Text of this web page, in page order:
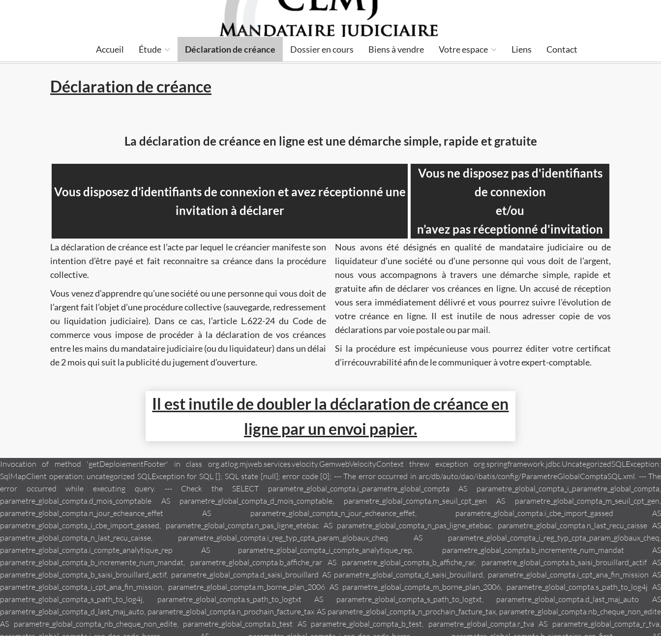
Accueil Étude Déclaration de créance Dossier en cours Biens à vendre Votre espace Liens Contact
Déclaration de créance
La déclaration de créance en ligne est une démarche simple, rapide et gratuite
Vous disposez d’identifiants de connexion et avez réceptionné une
invitation à déclarer
Vous ne disposez pas d'identifiants
de connexion
et/ou
n’avez pas réceptionné d'invitation
La déclaration de créance est l’acte par lequel le créancier manifeste son
intention d’être payé et fait reconnaitre sa créance dans la procédure
collective.
Vous venez d’apprendre qu’une société ou une personne qui vous doit de
l’argent fait l’objet d’une procédure collective (sauvegarde, redressement
ou liquidation judiciaire). Dans ce cas, l’article L.622-24 du Code de
commerce vous impose de procéder à la déclaration de vos créances
entre les mains du mandataire judiciaire (ou du liquidateur) dans un délai
de 2 mois qui suit la publicité du jugement d’ouverture.
Nous avons été désignés en qualité de mandataire judiciaire ou de
liquidateur d’une société ou d’une personne qui vous doit de l’argent,
nous vous accompagnons à travers une démarche simple, rapide et
gratuite afin de déclarer vos créances en ligne. Un accusé de réception
vous sera immédiatement délivré et vous pourrez suivre l’évolution de
votre créance en ligne. Il est inutile de nous adresser copie de vos
déclarations par voie postale ou par mail.
Si la procédure est impécunieuse vous pourrez éditer votre certificat
d’irrécouvrabilité afin de le communiquer à votre expert-comptable.
Il est inutile de doubler la déclaration de créance en
ligne par un envoi papier.
Invocation of method 'getDeploiementFooter' in class org.atlog.mjweb.services.velocity.GemwebVelocityContext threw exception org.springframework.jdbc.UncategorizedSQLException: SqlMapClient operation; uncategorized SQLException for SQL []; SQL state [null]; error code [0]; --- The error occurred in arc/db/auto/dao/ibatis/config/ParametreGlobalComptaSQL.xml. --- The error occurred while executing query. --- Check the SELECT parametre_global_compta.i_parametre_global_compta AS parametre_global_compta_i_parametre_global_compta, parametre_global_compta.d_mois_comptable AS parametre_global_compta_d_mois_comptable, parametre_global_compta.m_seuil_cpt_gen AS parametre_global_compta_m_seuil_cpt_gen, parametre_global_compta.n_jour_echeance_effet AS parametre_global_compta_n_jour_echeance_effet, parametre_global_compta.i_cbe_import_gassed AS parametre_global_compta_i_cbe_import_gassed, parametre_global_compta.n_pas_ligne_etebac AS parametre_global_compta_n_pas_ligne_etebac, parametre_global_compta.n_last_recu_caisse AS parametre_global_compta_n_last_recu_caisse, parametre_global_compta.i_reg_typ_cpta_param_globaux_cheq AS parametre_global_compta_i_reg_typ_cpta_param_globaux_cheq, parametre_global_compta.i_compte_analytique_rep AS parametre_global_compta_i_compte_analytique_rep, parametre_global_compta.b_incremente_num_mandat AS parametre_global_compta_b_incremente_num_mandat, parametre_global_compta.b_affiche_rar AS parametre_global_compta_b_affiche_rar, parametre_global_compta.b_saisi_brouillard_actif AS parametre_global_compta_b_saisi_brouillard_actif, parametre_global_compta.d_saisi_brouillard AS parametre_global_compta_d_saisi_brouillard, parametre_global_compta.i_cpt_ana_fin_mission AS parametre_global_compta_i_cpt_ana_fin_mission, parametre_global_compta.m_borne_plan_2006 AS parametre_global_compta_m_borne_plan_2006, parametre_global_compta.s_path_to_log4j AS parametre_global_compta_s_path_to_log4j, parametre_global_compta.s_path_to_logtxt AS parametre_global_compta_s_path_to_logtxt, parametre_global_compta.d_last_maj_auto AS parametre_global_compta_d_last_maj_auto, parametre_global_compta.n_prochain_facture_tax AS parametre_global_compta_n_prochain_facture_tax, parametre_global_compta.nb_cheque_non_edite AS parametre_global_compta_nb_cheque_non_edite, parametre_global_compta.b_test AS parametre_global_compta_b_test, parametre_global_compta.r_tva AS parametre_global_compta_r_tva, parametre_global_compta.i_reg_doc_code_barre AS parametre_global_compta_i_reg_doc_code_barre, parametre_global_compta.b_signataire_pro_first AS parametre_global_compta_b_signataire_pro_first, parametre_global_compta.b_avec_telechargement AS parametre_global_compta_b_avec_telechargement, parametre_global_compta.i_ana_recouv AS parametre_global_compta_i_ana_recouv, parametre_global_compta.i_ana_echeancier AS parametre_global_compta_i_ana_echeancier, parametre_global_compta.i_ana_taxation AS parametre_global_compta_i_ana_taxation, parametre_global_compta.i_ana_paie_salarie AS parametre_global_compta_i_ana_paie_salarie, parametre_global_compta.i_cpt_ags AS parametre_global_compta_i_cpt_ags, parametre_global_compta.b_effet_comme_remise_cdc AS parametre_global_compta_b_effet_comme_remise_cdc, parametre_global_compta.s_num_coclico AS parametre_global_compta_s_num_coclico, parametre_global_compta.n_rar_debut AS parametre_global_compta_n_rar_debut, parametre_global_compta.n_rar_fin AS parametre_global_compta_n_rar_fin, parametre_global_compta.n_rar_courant AS parametre_global_compta_n_rar_courant, parametre_global_compta.s_rar_code_produit AS parametre_global_compta_s_rar_code_produit, parametre_global_compta.b_param_tache_active AS parametre_global_compta_b_param_tache_active, parametre_global_compta.b_scts AS parametre_global_compta_b_scts, parametre_global_compta.i_ana_vir_cgea_super AS parametre_global_compta_i_ana_vir_cgea_super, parametre_global_compta.i_ana_vir_cgea_privi AS parametre_global_compta_i_ana_vir_cgea_privi, parametre_global_compta.i_ana_vir_cgea_chiro AS parametre_global_compta_i_ana_vir_cgea_chiro, parametre_global_compta.i_ana_vir_cgea_art40 AS parametre_global_compta_i_ana_vir_cgea_art40, parametre_global_compta.i_ana_caisse AS parametre_global_compta_i_ana_caisse, parametre_global_compta.i_cpt_rep_eligible AS parametre_global_compta_i_cpt_rep_eligible, parametre_global_compta.i_cpt_rep_noneligible AS parametre_global_compta_i_cpt_rep_noneligible, parametre_global_compta.s_chemin_test_fichier_rtf AS parametre_global_compta_s_chemin_test_fichier_rtf, parametre_global_compta.s_num_compte_suivi AS parametre_global_compta_s_num_compte_suivi, parametre_global_compta.t_creance_topo AS parametre_global_compta_t_creance_topo, parametre_global_compta.b_replication AS parametre_global_compta_b_replication, parametre_global_compta.s_path_adobe_reader_exe AS parametre_global_compta_s_path_adobe_reader_exe, parametre_global_compta.s_tel_ip_protocole AS parametre_global_compta_s_tel_ip_protocole, parametre_global_compta.s_tel_ip_prefixe AS parametre_global_compta_s_tel_ip_prefixe, parametre_global_compta.b_possede_replication AS parametre_global_compta_b_possede_replication, parametre_global_compta.b_possede_webmandataire AS parametre_global_compta_b_possede_webmandataire, parametre_global_compta.s_jdbc_driver_web_mdt AS parametre_global_compta_s_jdbc_driver_web_mdt, parametre_global_compta.s_jdbc_conn_url_web_mdt AS parametre_global_compta_s_jdbc_conn_url_web_mdt, parametre_global_compta.s_jdbc_username_web_mdt AS parametre_global_compta_s_jdbc_username_web_mdt, parametre_global_compta.s_jdbc_password_web_mdt AS parametre_global_compta_s_jdbc_password_web_mdt, parametre_global_compta.i_pro_web_mdt AS parametre_global_compta_i_pro_web_mdt, parametre_global_compta.b_actif_mail AS parametre_global_compta_b_actif_mail, parametre_global_compta.b_actif_gestion_temps AS parametre_global_compta_b_actif_gestion_temps, parametre_global_compta.s_num_emetteur_virement AS parametre_global_compta_s_num_emetteur_virement, parametre_global_compta.i_con_urssaf AS parametre_global_compta_i_con_urssaf, parametre_global_compta.i_con_assedic AS parametre_global_compta_i_con_assedic, parametre_global_compta.i_con_ouvrier AS parametre_global_compta_i_con_ouvrier, parametre_global_compta.i_con_etam AS parametre_global_compta_i_con_etam, parametre_global_compta.i_con_cadre_ta AS parametre_global_compta_i_con_cadre_ta, parametre_global_compta.i_con_cadre_tb AS parametre_global_compta_i_con_cadre_tb, parametre_global_compta.i_con_vrp AS parametre_global_compta_i_con_vrp, parametre_global_compta.i_con_per_nav AS parametre_global_compta_i_con_per_nav, parametre_global_compta.b_actif_vir_cdc AS parametre_global_compta_b_actif_vir_cdc, parametre_global_compta.d_last_maj_version AS parametre_global_compta_d_last_maj_version, parametre_global_compta.d_last_maj_bd AS parametre_global_compta_d_last_maj_bd, parametre_global_compta.b_actif_debours AS parametre_global_compta_b_actif_debours, parametre_global_compta.i_ana_provisionnement AS parametre_global_compta_i_ana_provisionnement, parametre_global_compta.n_copie_cheque AS parametre_global_compta_n_copie_cheque, parametre_global_compta.n_tirage_cheque AS parametre_global_compta_n_tirage_cheque, parametre_global_compta.i_reg_typ_affranchissement_cheque AS parametre_global_compta_i_reg_typ_affranchissement_cheque, parametre_global_compta.i_reg_typ_affranchissement_default AS parametre_global_compta_i_reg_typ_affranchissement_default, parametre_global_compta.i_reg_typ_logiciel_repris AS parametre_global_compta_i_reg_typ_logiciel_repris, parametre_global_compta.n_copie_virement AS parametre_global_compta_n_copie_virement, parametre_global_compta.n_tirage_virement AS parametre_global_compta_n_tirage_virement, parametre_global_compta.i_reg_typ_affranchissement_virement AS parametre_global_compta_i_reg_typ_affranchissement_virement, parametre_global_compta.n_copie_courrier AS parametre_global_compta_n_copie_courrier, parametre_global_compta.n_tirage_courrier AS parametre_global_compta_n_tirage_courrier, parametre_global_compta.b_ouverture_categorie_niv1 AS parametre_global_compta_b_ouverture_categorie_niv1, parametre_global_compta.b_collab_dans_resp_doc AS parametre_global_compta_b_collab_dans_resp_doc, parametre_global_compta.b_new_balise AS parametre_global_compta_b_new_balise, parametre_global_compta.n_max_size_courrier AS parametre_global_compta_n_max_size_courrier, parametre_global_compta.b_pdf_etude_mandat AS parametre_global_compta_b_pdf_etude_mandat, parametre_global_compta.b_new_recap_passif AS parametre_global_compta_b_new_recap_passif, parametre_global_compta.b_gestion_chez_coherente AS parametre_global_compta_b_gestion_chez_coherente, parametre_global_compta.b_import_ecriture AS parametre_global_compta_b_import_ecriture, parametre_global_compta.b_import_fusion AS parametre_global_compta_b_import_fusion, parametre_global_compta.n_import_decalage_num_mandat AS parametre_global_compta_n_import_decalage_num_mandat, parametre_global_compta.b_new_agenda AS parametre_global_compta_b_new_agenda, parametre_global_compta.i_reg_doc_titre_categ AS parametre_global_compta_i_reg_doc_titre_categ, parametre_global_compta.n_cheque_aimprimer AS parametre_global_compta_n_cheque_aimprimer, parametre_global_compta.b_export_evt AS parametre_global_compta_b_export_evt, parametre_global_compta.s_imprimante AS parametre_global_compta_s_imprimante, parametre_global_compta.b_jesuisunesauvegarde AS parametre_global_compta_b_jesuisunesauvegarde, parametre_global_compta.n_import_lot_elem AS parametre_global_compta_n_impor